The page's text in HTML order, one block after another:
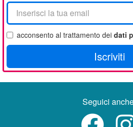
La
tua
email
acconsento al trattamento dei dati
Iscriviti
Seguici